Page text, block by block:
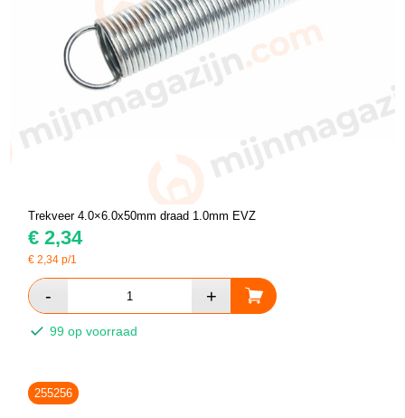
Trekveer 4.0×6.0x50mm draad 1.0mm EVZ
€ 2,34
€2,34 p/1
99 op voorraad
255256